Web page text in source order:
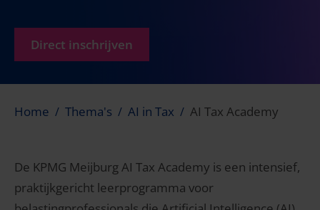
Direct inschrijven
Home Thema's AI in Tax AI Tax Academy
De KPMG Meijburg AI Tax Academy is een intensief,
praktijkgericht leerprogramma voor